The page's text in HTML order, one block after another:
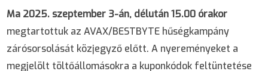
Ma 2025. szeptember 3-án, délután 15.00 órakor
megtartottuk az AVAX/BESTBYTE hűségkampány
zárósorsolását közjegyző előtt. A nyereményeket a
megjelölt töltőállomásokra a kuponkódok feltüntetése